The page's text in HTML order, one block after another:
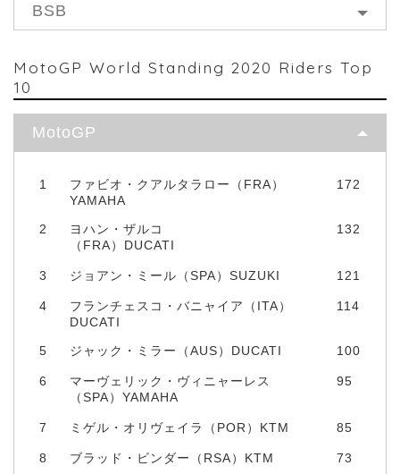
BSB
MotoGP World Standing 2020 Riders Top
10
MotoGP
1
ファビオ・クアルタラロー（FRA）
YAMAHA
172
2
ヨハン・ザルコ
（FRA）DUCATI
132
3 ジョアン・ミール（SPA）SUZUKI 121
4
フランチェスコ・バニャイア（ITA）
DUCATI
114
5 ジャック・ミラー（AUS）DUCATI 100
6
マーヴェリック・ヴィニャーレス
（SPA）YAMAHA
95
7 ミゲル・オリヴェイラ（POR）KTM 85
8 ブラッド・ビンダー（RSA）KTM 73